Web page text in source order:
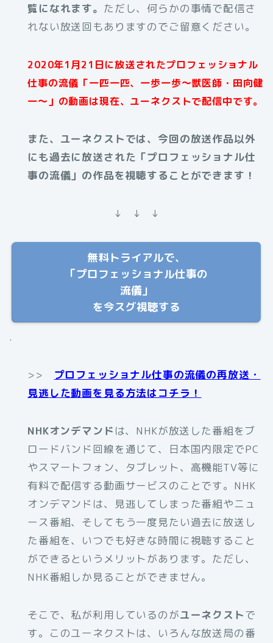
覧になれます。 ただし、何らかの事情で配信さ
れない放送回もありますのでご留意ください。
2020年1月21日に放送されたプロフェッショナル
仕事の流儀「一匹一匹、一歩一歩～獣医師・田向健
一～」の動画は現在、ユーネクストで配信中です。
また、ユーネクストでは、今回の放送作品以外
にも過去に放送された「プロフェッショナル仕
事の流儀」の作品を視聴することができます！
↓ ↓ ↓
無料トライアルで、
「プロフェッショナル仕事の
流儀」
を今スグ視聴する
.
>> プロフェッショナル仕事の流儀の再放送・
見逃した動画を見る方法はコチラ！
NHKオンデマンド は、NHKが放送した番組をブ
ロードバンド回線を通じて、日本国内限定でPC
やスマートフォン、タブレット、高機能TV等に
有料で配信する動画サービスのことです。NHK
オンデマンドは、見逃してしまった番組やニュ
ース番組、そしてもう一度見たい過去に放送し
た番組を、いつでも好きな時間に視聴すること
ができるというメリットがあります。ただし、
NHK番組しか見ることができません。
そこで、私が利用しているのがユーネクストで
す。このユーネクストは、いろんな放送局の番